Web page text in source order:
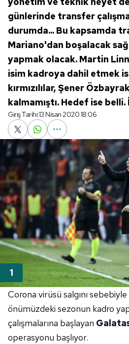
günlerinde transfer
durumda... Bu kapsamda
Mariano'dan boşalacak
yapmak olacak. Martin
isim kadroya dahil etmek
kırmızılılar, Şener
kalmamıştı. Hedef ise
Giriş Tarihi:13 Nisan 2020 18:06
Corona virüsü salgını
önümüzdeki sezonun kadro
çalışmalarına başlayan
operasyonu başlıyor.